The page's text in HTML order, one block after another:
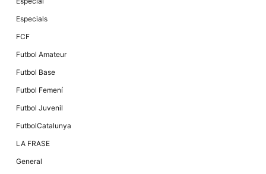
Especials
FCF
Futbol Amateur
Futbol Base
Futbol Femení
Futbol Juvenil
FutbolCatalunya
LA FRASE
General